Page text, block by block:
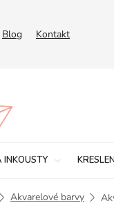
Blog Kontakt
INKOUSTY
Akvarelové barvy